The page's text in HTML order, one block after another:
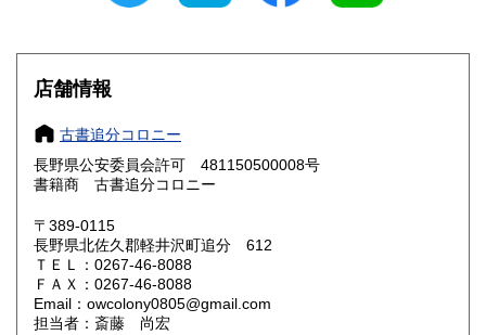
大阪府
奈良県
鳥取県 600円 島根県
岡山県
山口県 600円
香川県 600円 愛媛県
店舗情報
古書追分コロニー
長野県公安委員会許可 481150500008号
書籍商 古書追分コロニー
〒389-0115
長野県北佐久郡軽井沢町追分 612
ＴＥＬ：0267-46-8088
ＦＡＸ：0267-46-8088
Email：owcolony0805@gmail.com
担当者：斎藤 尚宏